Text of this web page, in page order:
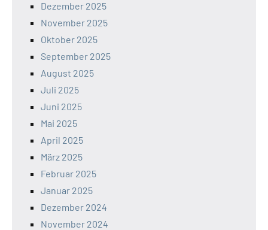
Dezember 2025
November 2025
Oktober 2025
September 2025
August 2025
Juli 2025
Juni 2025
Mai 2025
April 2025
März 2025
Februar 2025
Januar 2025
Dezember 2024
November 2024